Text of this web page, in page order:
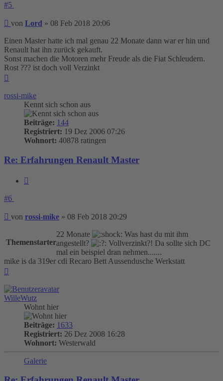
#5
Beitrag
von Lord » 08 Feb 2018 20:06
Einen Master hatte ich mal genau 22 Monate dann war er hin und
Renault hat ihn zurück gekauft.
Sonst machen die Motoren mehr Freude als die Fiat Schleudern.
Rost ??? ist doch voll Verzinkt
rossi-mike
Kennt sich schon aus
Beiträge: 144
Registriert: 19 Dez 2006 07:26
Wohnort: 40878 ratingen
Re: Erfahrungen Renault Master
#6
Beitrag
von rossi-mike » 08 Feb 2018 20:29
Themenstarter
22 Monate
Was hast du mit ihm
angestellt?
Vollverzinkt?! Da sollte sich DC
mal ein beispiel dran nehmen.......
mike is da 319er cdi Recaro Bett Aussendusche Werkstatt
WilleWutz
Wohnt hier
Beiträge: 1633
Registriert: 26 Dez 2008 16:28
Wohnort: Westerwald
Galerie